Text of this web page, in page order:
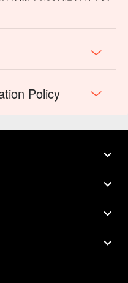
Policy